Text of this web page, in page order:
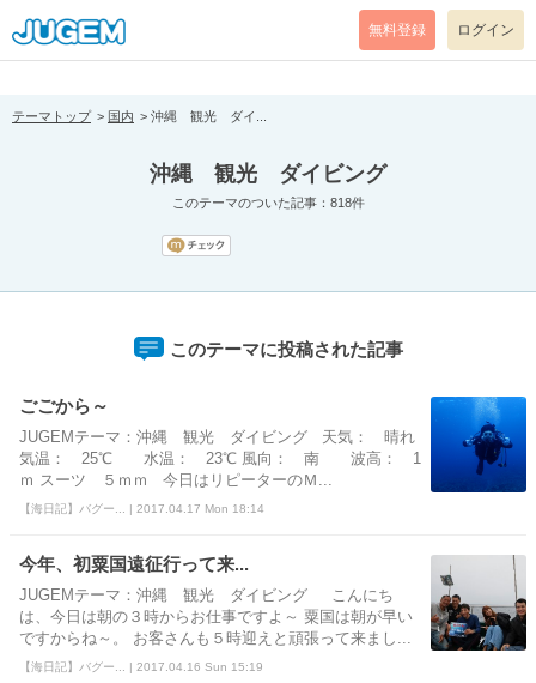
[pear_error: message="Success" code=0 mode=return level=notice
prefix="" info=""]
無料登録 ログイン
テーマトップ 国内 沖縄 観光 ダイ...
沖縄 観光 ダイビング
このテーマのついた記事：818件
このテーマに投稿された記事
ごごから～
JUGEMテーマ：沖縄 観光 ダイビング 天気： 晴れ
気温： 25℃ 水温： 23℃ 風向： 南 波高： 1
ｍ スーツ ５ｍｍ 今日はリピーターのＭ...
【海日記】バグー... | 2017.04.17 Mon 18:14
今年、初粟国遠征行って来...
JUGEMテーマ：沖縄 観光 ダイビング こんにち
は、今日は朝の３時からお仕事ですよ～ 粟国は朝が早い
ですからね～。 お客さんも５時迎えと頑張って来まし...
【海日記】バグー... | 2017.04.16 Sun 15:19